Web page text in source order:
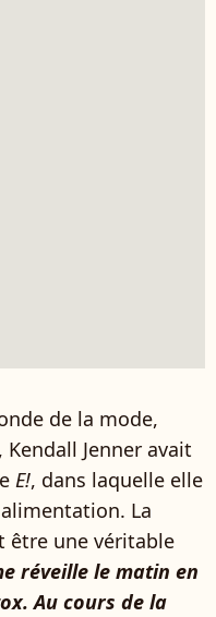
de la mode,
Jenner avait
E!, dans laquelle elle
La
être une véritable
réveille le matin en
Au cours de la